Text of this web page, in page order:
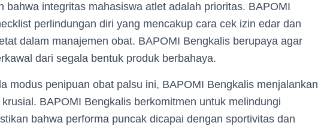
bahwa integritas mahasiswa atlet adalah prioritas. BAPOMI
perlindungan diri yang mencakup cara cek izin edar dan
dalam manajemen obat. BAPOMI Bengkalis berupaya agar
dari segala bentuk produk berbahaya.
modus penipuan obat palsu ini, BAPOMI Bengkalis menjalankan
BAPOMI Bengkalis berkomitmen untuk melindungi
bahwa performa puncak dicapai dengan sportivitas dan